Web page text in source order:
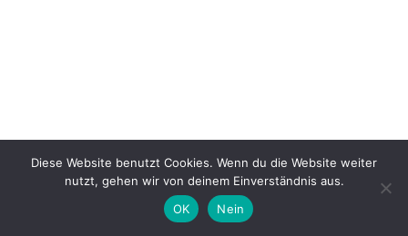
Diese Website benutzt Cookies. Wenn du die Website weiter
nutzt, gehen wir von deinem Einverständnis aus.
OK
Nein